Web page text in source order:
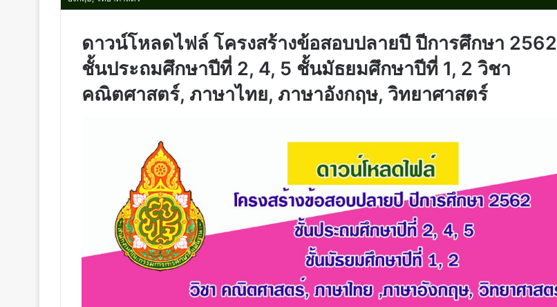
ดาวน์โหลดไฟล์ โครงสร้างข้อสอบปลายปี ปีการศึกษา 2562
ชั้นประถมศึกษาปีที่ 2, 4, 5 ชั้นมัธยมศึกษาปีที่ 1, 2 วิชา
คณิตศาสตร์, ภาษาไทย, ภาษาอังกฤษ, วิทยาศาสตร์